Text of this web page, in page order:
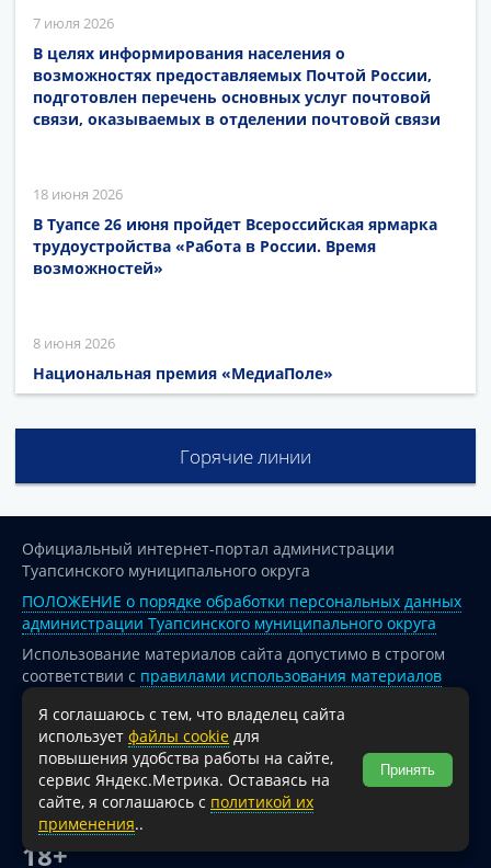
7 июля 2026
В целях информирования населения о
возможностях предоставляемых Почтой России,
подготовлен перечень основных услуг почтовой
связи, оказываемых в отделении почтовой связи
18 июня 2026
В Туапсе 26 июня пройдет Всероссийская ярмарка
трудоустройства «Работа в России. Время
возможностей»
8 июня 2026
Национальная премия «МедиаПоле»
Горячие линии
Официальный интернет-портал администрации
Туапсинского муниципального округа
ПОЛОЖЕНИЕ о порядке обработки персональных данных
администрации Туапсинского муниципального округа
Использование материалов сайта допустимо в строгом
соответствии с правилами использования материалов
опубликованных на сайте
При перепечатке и использовании информации ссылка
на источник обязательна.
Для сайтов и страниц сети Интернет обязательна
активная гиперссылка на официальный интернет-портал
администрации Туапсинского муниципального округа.
18+
Я соглашаюсь с тем, что владелец сайта
использует файлы cookie для
повышения удобства работы на сайте,
сервис Яндекс.Метрика. Оставаясь на
сайте, я соглашаюсь с политикой их
применения..
Принять